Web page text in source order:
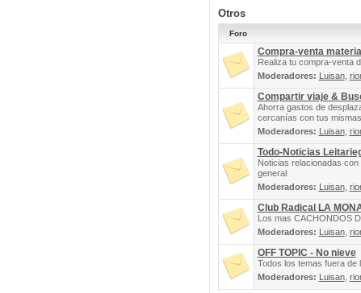
Otros
Foro
Compra-venta material
Realiza tu compra-venta
Moderadores: Luisan,
Compartir viaje &
Ahorra gastos de
cercanías con tus mismas
Moderadores: Luisan,
Todo-Noticias
Noticias relacionadas
general
Moderadores: Luisan,
Club Radical LA
Los mas CACHONDOS
Moderadores: Luisan,
OFF TOPIC - No nieve
Todos los temas fuera de
Moderadores: Luisan,